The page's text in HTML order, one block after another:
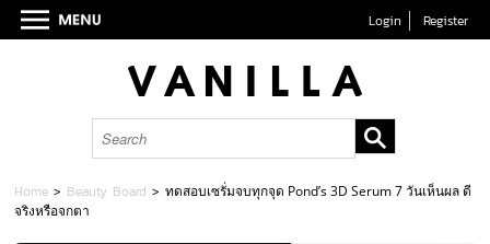
Login Register
Home > Beauty Board >ทดสอบเซรั่มจบทุกจุด Pond’s 3D Serum 7 วันเห็นผล ดี
จริงหรือจกตา